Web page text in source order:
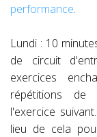
performance.
Lundi : 10
de circuit
exercices
répétitions de
l'exercice
lieu de cela